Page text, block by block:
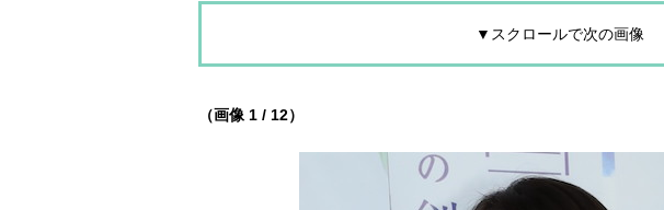
▼スクロールで次の画像
（画像 1 / 12）